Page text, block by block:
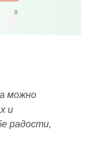
0
можно
и
радости,